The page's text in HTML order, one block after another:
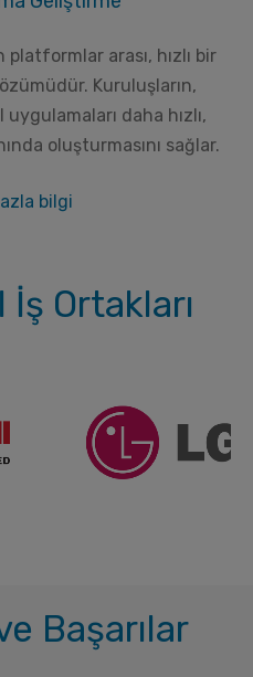
arası, hızlı bir
Kuruluşların,
daha hızlı,
oluşturmasını sağlar.
bilgi
İş Ortakları
Başarılar